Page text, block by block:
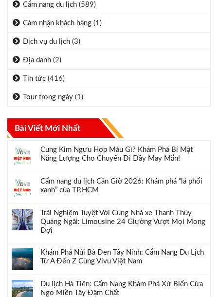
Cẩm nang du lịch (589)
Cảm nhận khách hàng (1)
Dịch vụ du lịch (3)
Địa danh (2)
Tin tức (416)
Tour trong ngày (1)
Bài Viết Mới Nhất
Cung Kim Ngưu Hợp Màu Gì? Khám Phá Bí Mật
Năng Lượng Cho Chuyến Đi Đầy May Mắn!
Cẩm nang du lịch Cần Giờ 2026: Khám phá “lá phổi
xanh” của TP.HCM
Trải Nghiệm Tuyệt Vời Cùng Nhà xe Thanh Thủy
Quảng Ngãi: Limousine 24 Giường Vượt Mọi Mong
Đợi
Khám Phá Núi Bà Đen Tây Ninh: Cẩm Nang Du Lịch
Từ A Đến Z Cùng Vivu Việt Nam
Du lịch Hà Tiên: Cẩm Nang Khám Phá Xứ Biển Cửa
Ngõ Miền Tây Đậm Chất